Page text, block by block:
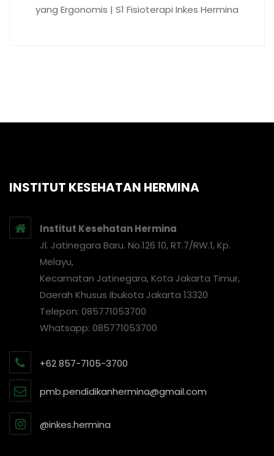
yang Ergonomis | S1 Fisioterapi Inkes Hermina
INSTITUT KESEHATAN HERMINA
Institut Kesehatan Hermina
Jl. Jatinegara Baru. No.126 10, RT.7/RW.1, Kp.
Melayu,
Kecamatan Jatinegara, Kota Jakarta Timur,
Daerah Khusus Ibukota Jakarta 13320
Telepon: 085771053700
Whatsapp: 085771053700
+62 857-7105-3700
pmb.pendidikanhermina@gmail.com
@inkes.hermina